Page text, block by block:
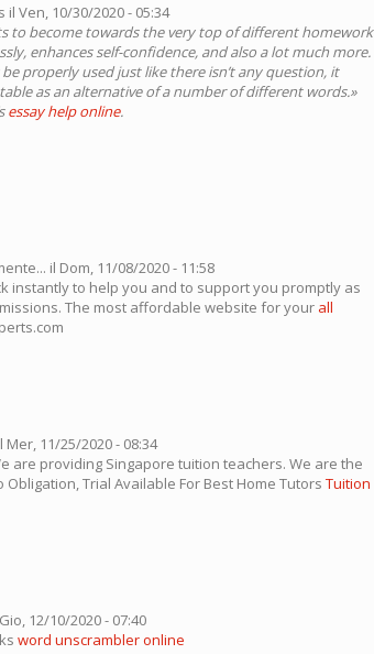
il Ven, 10/30/2020 - 05:34
to become towards the very top of different homework
enhances self-confidence, and also a lot much more.
properly used just like there isn’t any question, it
as an alternative of a number of different words.»
essay help online.
il Dom, 11/08/2020 - 11:58
instantly to help you and to support you promptly as
The most affordable website for your all
Mer, 11/25/2020 - 08:34
are providing Singapore tuition teachers. We are the
Obligation, Trial Available For Best Home Tutors Tuition
12/10/2020 - 07:40
word unscrambler online